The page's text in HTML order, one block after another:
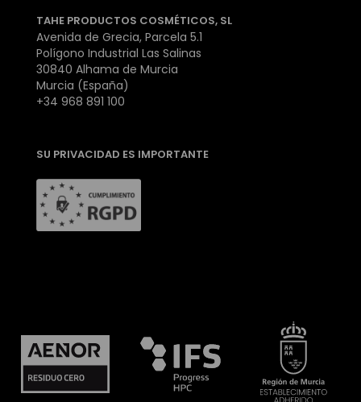
TAHE PRODUCTOS COSMÉTICOS, SL
Avenida de Grecia, Parcela 5.1
Polígono Industrial Las Salinas
30840 Alhama de Murcia
Murcia (España)
+34 968 891 100
SU PRIVACIDAD ES IMPORTANTE